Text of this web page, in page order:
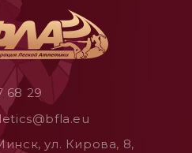
68 29
ул. Кирова, 8,